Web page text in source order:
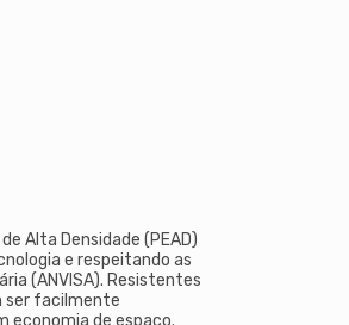
Alta Densidade (PEAD)
e respeitando as
(ANVISA). Resistentes
ser facilmente
economia de espaço.